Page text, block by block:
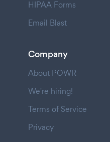
HIPAA Forms
Email Blast
Company
About POWR
We're hiring!
Terms of Service
Privacy